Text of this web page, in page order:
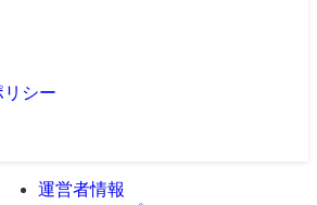
リシー
運営者情報